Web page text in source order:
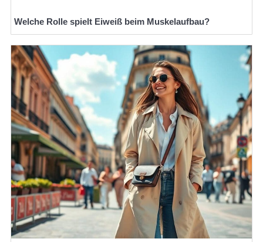
Welche Rolle spielt Eiweiß beim Muskelaufbau?